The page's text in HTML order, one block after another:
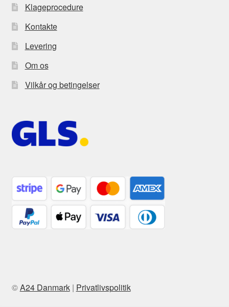
Klageprocedure
Kontakte
Levering
Om os
Vilkår og betingelser
©A24 Danmark| Privatlivspolitik